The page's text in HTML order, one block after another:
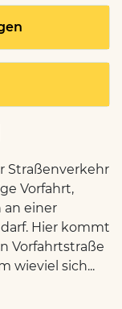
Straßenverkehr
Vorfahrt,
an einer
Hier kommt
Vorfahrtstraße
wieviel sich...